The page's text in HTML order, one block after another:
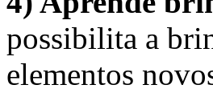
possibilita a
elementos